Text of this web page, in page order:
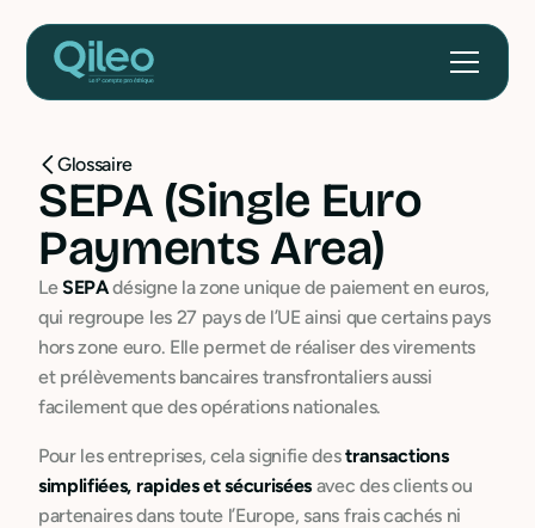
Glossaire
SEPA (Single Euro
Payments Area)
LeSEPAdésigne la zone unique de paiement en euros,
qui regroupe les 27 pays de l’UE ainsi que certains pays
hors zone euro. Elle permet de réaliser des virements
et prélèvements bancaires transfrontaliers aussi
facilement que des opérations nationales.
Pour les entreprises, cela signifie destransactions
simplifiées, rapides et sécurisées avec des clients ou
partenaires dans toute l’Europe, sans frais cachés ni